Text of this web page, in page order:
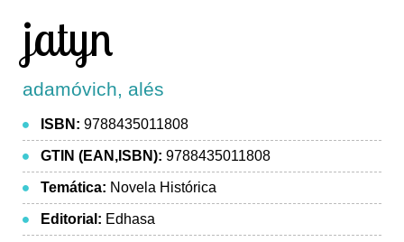
jatyn
adamóvich, alés
ISBN: 9788435011808
GTIN (EAN,ISBN): 9788435011808
Temática: Novela Histórica
Editorial: Edhasa